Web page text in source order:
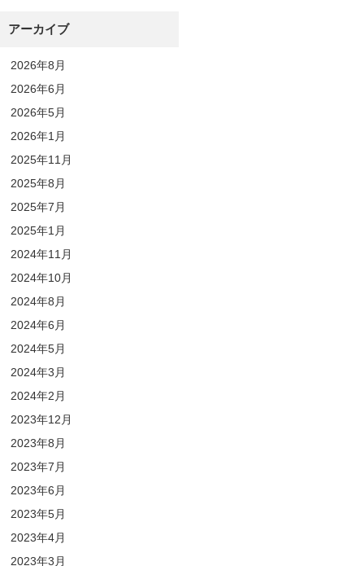
アーカイブ
2026年8月
2026年6月
2026年5月
2026年1月
2025年11月
2025年8月
2025年7月
2025年1月
2024年11月
2024年10月
2024年8月
2024年6月
2024年5月
2024年3月
2024年2月
2023年12月
2023年8月
2023年7月
2023年6月
2023年5月
2023年4月
2023年3月